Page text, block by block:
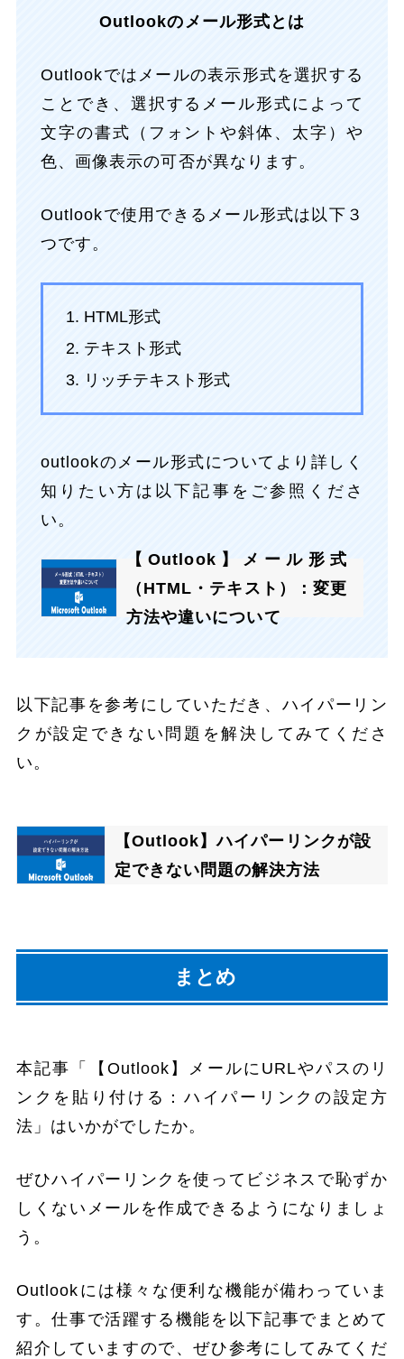
Outlookのメール形式とは
Outlookではメールの表示形式を選択する
ことでき、選択するメール形式によって
文字の書式（フォントや斜体、太字）や
色、画像表示の可否が異なります。
Outlookで使用できるメール形式は以下３
つです。
HTML形式
テキスト形式
リッチテキスト形式
outlookのメール形式についてより詳しく
知りたい方は以下記事をご参照くださ
い。
【Outlook】メール形式
（HTML・テキスト）：変更
方法や違いについて
以下記事を参考にしていただき、ハイパーリン
クが設定できない問題を解決してみてくださ
い。
【Outlook】ハイパーリンクが設
定できない問題の解決方法
まとめ
本記事「【Outlook】メールにURLやパスのリ
ンクを貼り付ける：ハイパーリンクの設定方
法」はいかがでしたか。
ぜひハイパーリンクを使ってビジネスで恥ずか
しくないメールを作成できるようになりましょ
う。
Outlookには様々な便利な機能が備わっていま
す。仕事で活躍する機能を以下記事でまとめて
紹介していますので、ぜひ参考にしてみてくだ